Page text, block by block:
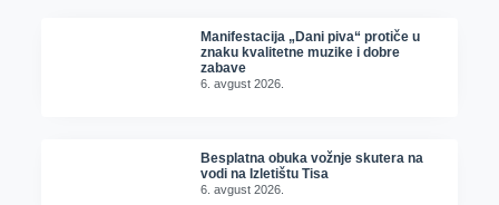
Manifestacija „Dani piva“ protiče u
znaku kvalitetne muzike i dobre
zabave
6. avgust 2026.
Besplatna obuka vožnje skutera na
vodi na Izletištu Tisa
6. avgust 2026.